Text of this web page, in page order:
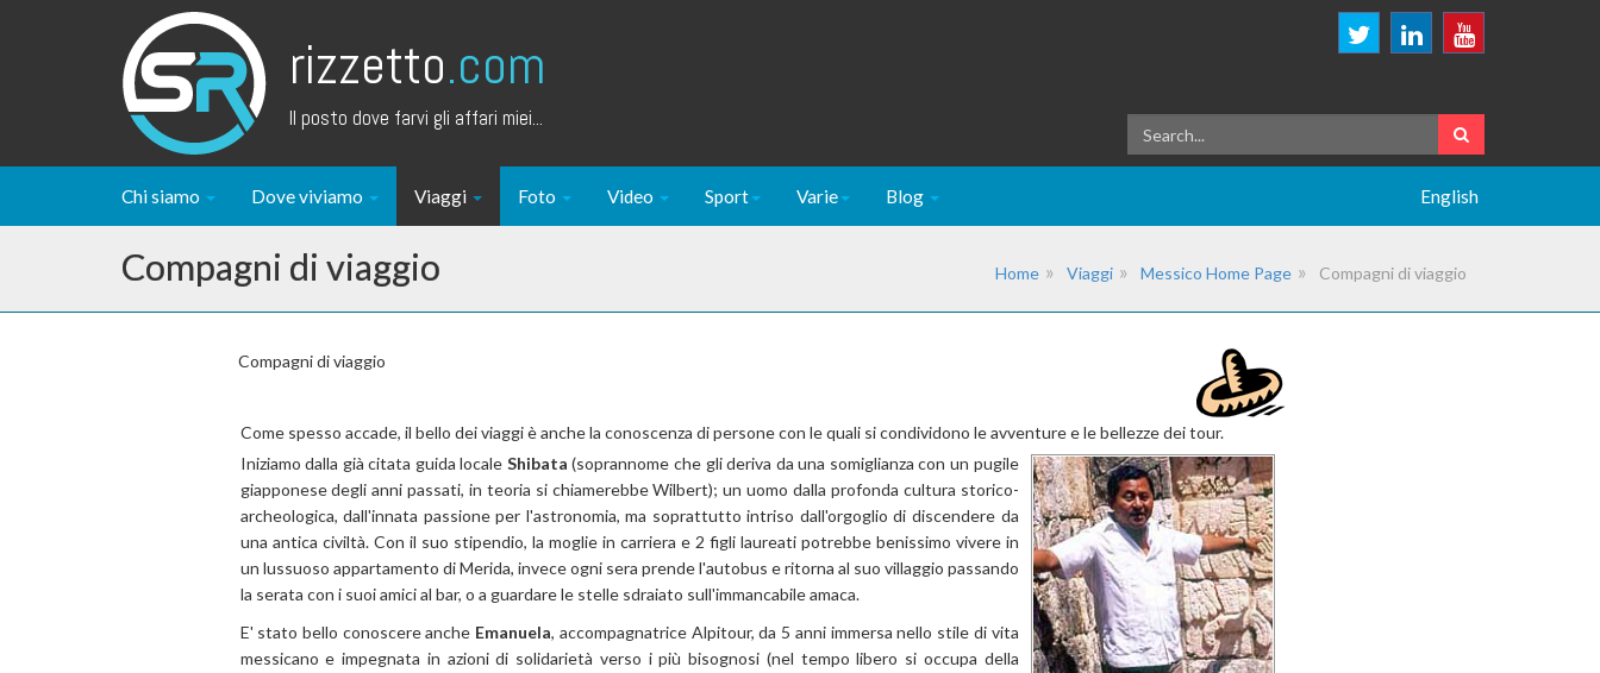
rizzetto.com
Il posto dove farvi gli affari miei...
Chi siamo Dove viviamo Viaggi Foto Video Sport Varie Blog English
Compagni di viaggio Home Viaggi Messico Home Page Compagni di viaggio
Compagni di viaggio
Come spesso accade, il bello dei viaggi è anche la conoscenza di persone con le quali si condividono le avventure e le bellezze dei tour.
Iniziamo dalla già citata guida locale Shibata (soprannome che gli deriva da una somiglianza con un pugile
giapponese degli anni passati, in teoria si chiamerebbe Wilbert); un uomo dalla profonda cultura storico-
archeologica, dall'innata passione per l'astronomia, ma soprattutto intriso dall'orgoglio di discendere da
una antica civiltà. Con il suo stipendio, la moglie in carriera e 2 figli laureati potrebbe benissimo vivere in
un lussuoso appartamento di Merida, invece ogni sera prende l'autobus e ritorna al suo villaggio passando
la serata con i suoi amici al bar, o a guardare le stelle sdraiato sull'immancabile amaca.
E' stato bello conoscere anche Emanuela, accompagnatrice Alpitour, da 5 anni immersa nello stile di vita
messicano e impegnata in azioni di solidarietà verso i più bisognosi (nel tempo libero si occupa della